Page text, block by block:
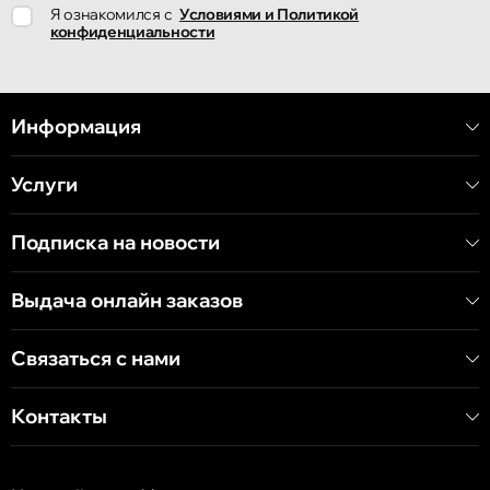
улица Ион Крянгэ, 78
Кишинёв
Хынчештское шоссе, 60/4
бульвар Дечебал, 139
Я ознакомился с Условиями и Политикой
конфиденциальности
Информация
Услуги
Подписка на новости
Выдача онлайн заказов
Связаться с нами
Контакты